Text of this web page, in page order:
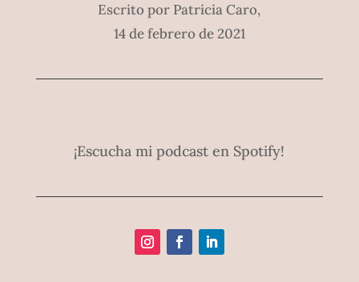
Escrito por Patricia Caro,
14 de febrero de 2021
¡Escucha mi podcast en Spotify!